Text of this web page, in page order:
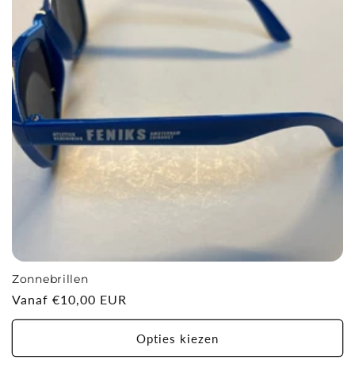
i
e
:
Zonnebrillen
Normale
prijs
Vanaf €10,00 EUR
Opties kiezen